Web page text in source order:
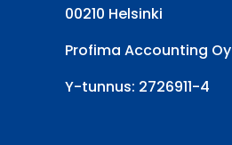
00210 Helsinki
Profima Accounting Oy
Y-tunnus: 2726911-4